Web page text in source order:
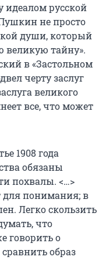
идеалом русской
не просто
души, который
великую тайну».
в «Застольном
черту заслуг
великого
все, что может
1908 года
обязаны
похвалы. <…>
понимания; в
Легко скользить
что
говорить о
образ